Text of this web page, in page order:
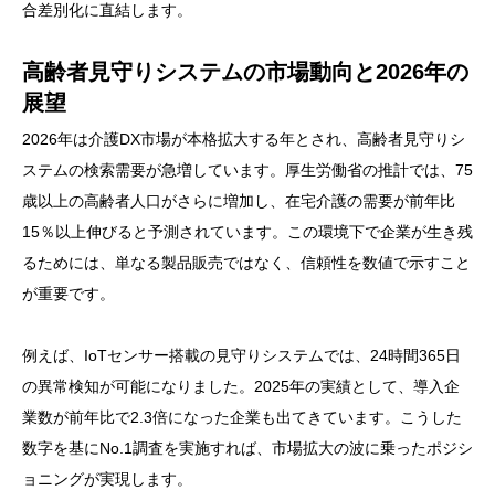
合差別化に直結します。
高齢者見守りシステムの市場動向と2026年の
展望
2026年は介護DX市場が本格拡大する年とされ、高齢者見守りシ
ステムの検索需要が急増しています。厚生労働省の推計では、75
歳以上の高齢者人口がさらに増加し、在宅介護の需要が前年比
15％以上伸びると予測されています。この環境下で企業が生き残
るためには、単なる製品販売ではなく、信頼性を数値で示すこと
が重要です。
例えば、IoTセンサー搭載の見守りシステムでは、24時間365日
の異常検知が可能になりました。2025年の実績として、導入企
業数が前年比で2.3倍になった企業も出てきています。こうした
数字を基にNo.1調査を実施すれば、市場拡大の波に乗ったポジシ
ョニングが実現します。